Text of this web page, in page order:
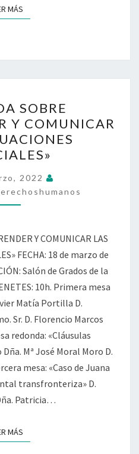
MÁSLEER MÁS
SOBRE
«COMPRENDER
Y
COMUNICAR
LAS
ACTUACIONES
JUDICIALES»
SOBRE
Y COMUNICAR
2022
Y COMUNICAR LAS
FECHA: 18 de marzo de
Salón de Grados de la
10h. Primera mesa
Matía Portilla D.
Sr. D. Florencio Marcos
redonda: «Cláusulas
Mª José Moral Moro D.
mesa: «Caso de Juana
transfronteriza» D.
Patricia…
MÁSLEER MÁS